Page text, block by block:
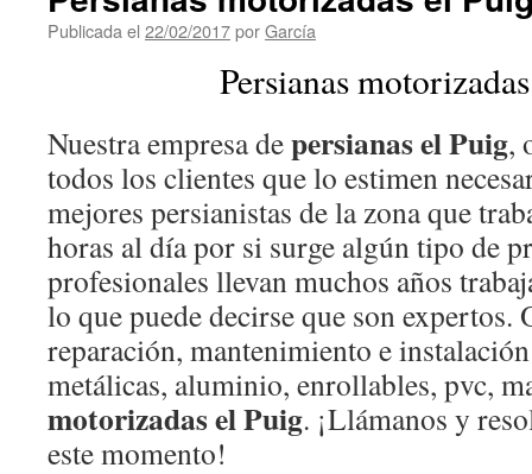
Publicada el 22/02/2017porGarcía
Persianas
Nuestra empresa depersianas el Puig,
todos los clientes que lo estimen
mejores persianistas de la zona que
horas al día por si surge algún tipo de
profesionales llevan muchos años
lo que puede decirse que son expertos.
reparación, mantenimiento e
metálicas, aluminio, enrollables, pvc,
motorizadas el Puig. ¡Llámanos y
este momento!